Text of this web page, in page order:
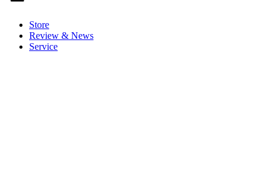
Store
Review & News
Service